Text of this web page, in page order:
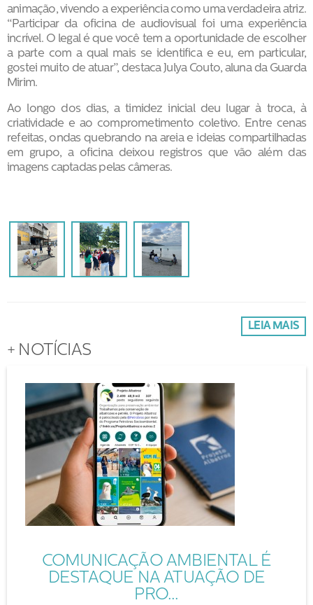
animação, vivendo a experiência como uma verdadeira atriz.
“Participar da oficina de audiovisual foi uma experiência
incrível. O legal é que você tem a oportunidade de escolher
a parte com a qual mais se identifica e eu, em particular,
gostei muito de atuar”, destaca Julya Couto, aluna da Guarda
Mirim.
Ao longo dos dias, a timidez inicial deu lugar à troca, à
criatividade e ao comprometimento coletivo. Entre cenas
refeitas, ondas quebrando na areia e ideias compartilhadas
em grupo, a oficina deixou registros que vão além das
imagens captadas pelas câmeras.
LEIA MAIS
+ NOTÍCIAS
COMUNICAÇÃO AMBIENTAL É
DESTAQUE NA ATUAÇÃO DE
PRO...